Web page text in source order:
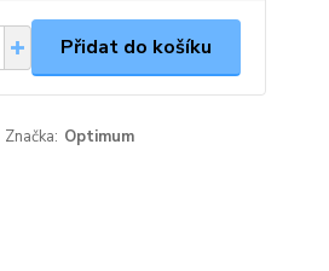
Přidat do košíku
Značka: Optimum